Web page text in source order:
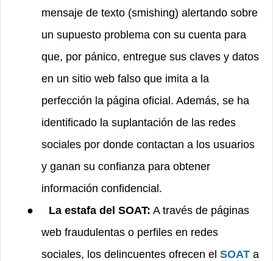
mensaje de texto (smishing) alertando sobre
un supuesto problema con su cuenta para
que, por pánico, entregue sus claves y datos
en un sitio web falso que imita a la
perfección la página oficial. Además, se ha
identificado la suplantación de las redes
sociales por donde contactan a los usuarios
y ganan su confianza para obtener
información confidencial.
●
La estafa del SOAT: A través de páginas
web fraudulentas o perfiles en redes
sociales, los delincuentes ofrecen el SOAT a